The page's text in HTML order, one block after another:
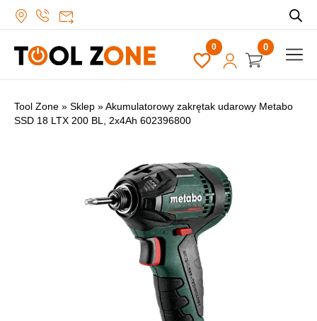
0
Tool Zone » Sklep »Akumulatorowy zakrętak udarowy Metabo
SSD 18 LTX 200 BL, 2x4Ah 602396800